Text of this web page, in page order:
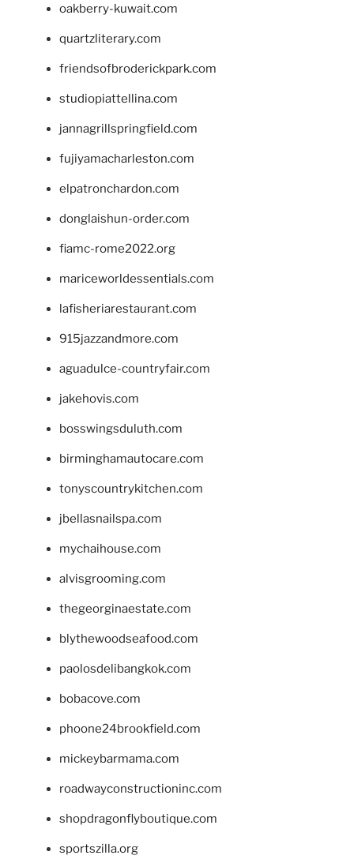
oakberry-kuwait.com
quartzliterary.com
friendsofbroderickpark.com
studiopiattellina.com
jannagrillspringfield.com
fujiyamacharleston.com
elpatronchardon.com
donglaishun-order.com
fiamc-rome2022.org
mariceworldessentials.com
lafisheriarestaurant.com
915jazzandmore.com
aguadulce-countryfair.com
jakehovis.com
bosswingsduluth.com
birminghamautocare.com
tonyscountrykitchen.com
jbellasnailspa.com
mychaihouse.com
alvisgrooming.com
thegeorginaestate.com
blythewoodseafood.com
paolosdelibangkok.com
bobacove.com
phoone24brookfield.com
mickeybarmama.com
roadwayconstructioninc.com
shopdragonflyboutique.com
sportszilla.org